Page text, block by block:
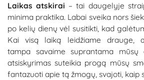
Laikas atskirai – tai daugelyje
minima praktika. Labai sveika nors
po kelių dienų vėl susitikti, kad
Kai visą laiką leidžiame drauge,
tampa savaime suprantama
atsiskyrimas suteikia progą mūsų
fantazuoti apie tą žmogų, svajoti, kaip